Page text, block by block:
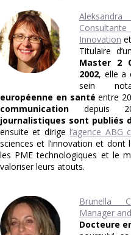
Innovation
Titulaire
Master 2
2002, elle a
sein
européenne en santé entre
communication depuis
journalistiques sont publiés
ensuite et dirige l’agence ABG
sciences et l’innovation et dont
les PME technologiques et le
valoriser leurs atouts.
Brunella
Manager
Docteure